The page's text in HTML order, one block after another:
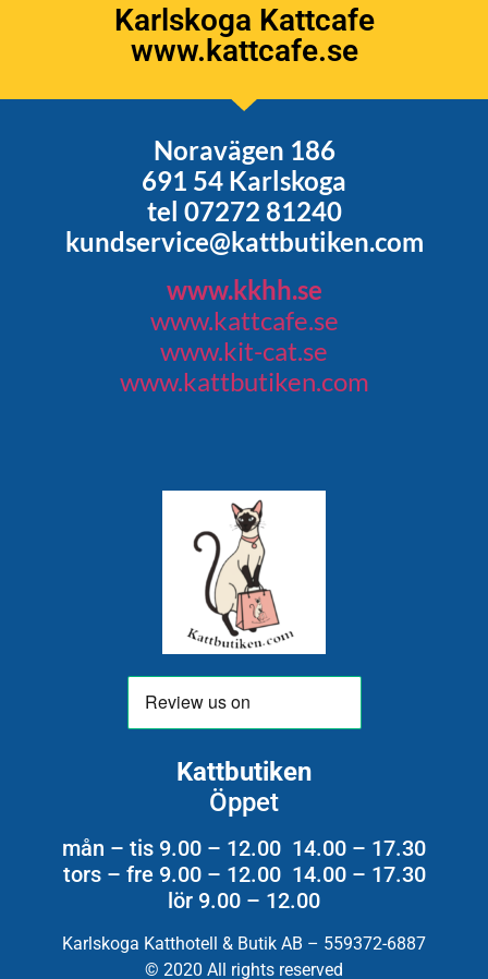
Karlskoga Kattcafe
www.kattcafe.se
Noravägen 186
691 54 Karlskoga
tel 07272 81240
kundservice@kattbutiken.com
www.kkhh.se
www.kattcafe.se
www.kit-cat.se
www.kattbutiken.com
Kattbutiken
Öppet
mån – tis 9.00 – 12.00 14.00 – 17.30
tors – fre 9.00 – 12.00 14.00 – 17.30
lör 9.00 – 12.00
Karlskoga Katthotell & Butik AB – 559372-6887
© 2020 All rights reserved